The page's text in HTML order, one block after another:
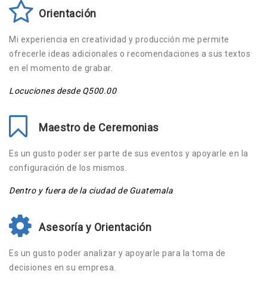
Orientación
Mi experiencia en creatividad y producción me permite
ofrecerle ideas adicionales o recomendaciones a sus textos
en el momento de grabar.
Locuciones desde Q500.00
Maestro de Ceremonias
Es un gusto poder ser parte de sus eventos y apoyarle en la
configuración de los mismos.
Dentro y fuera de la ciudad de Guatemala
Asesoría y Orientación
Es un gusto poder analizar y apoyarle para la toma de
decisiones en su empresa.